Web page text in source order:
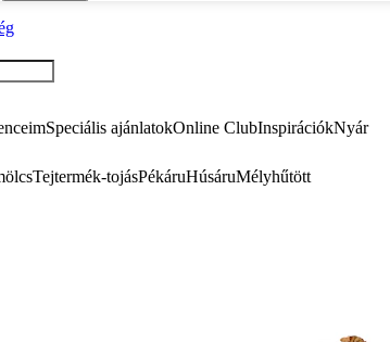
Speciális ajánlatokOnline ClubInspirációkNyár
Tejtermék-tojásPékáruHúsáruMélyhűtött